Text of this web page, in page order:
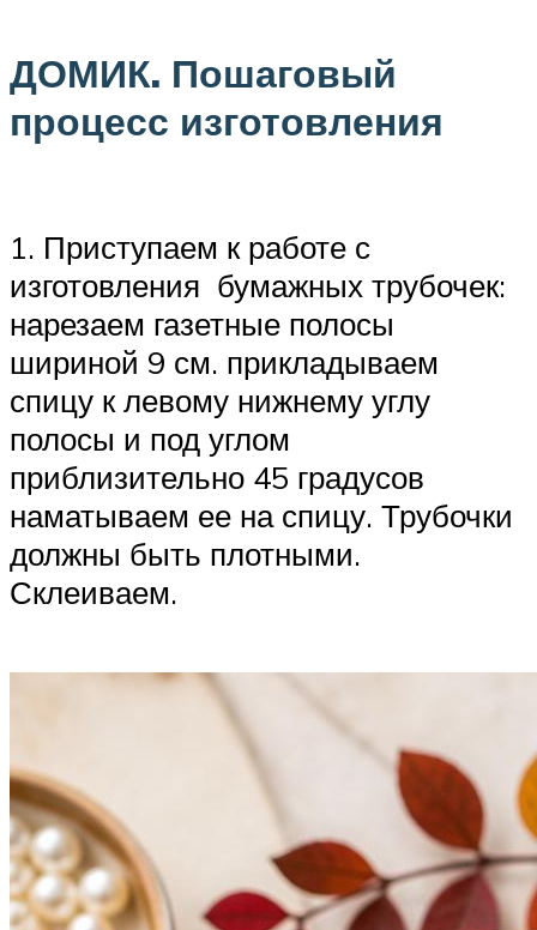
ДОМИК. Пошаговый
процесс изготовления
1. Приступаем к работе с
изготовления бумажных трубочек:
нарезаем газетные полосы
шириной 9 см. прикладываем
спицу к левому нижнему углу
полосы и под углом
приблизительно 45 градусов
наматываем ее на спицу. Трубочки
должны быть плотными.
Склеиваем.